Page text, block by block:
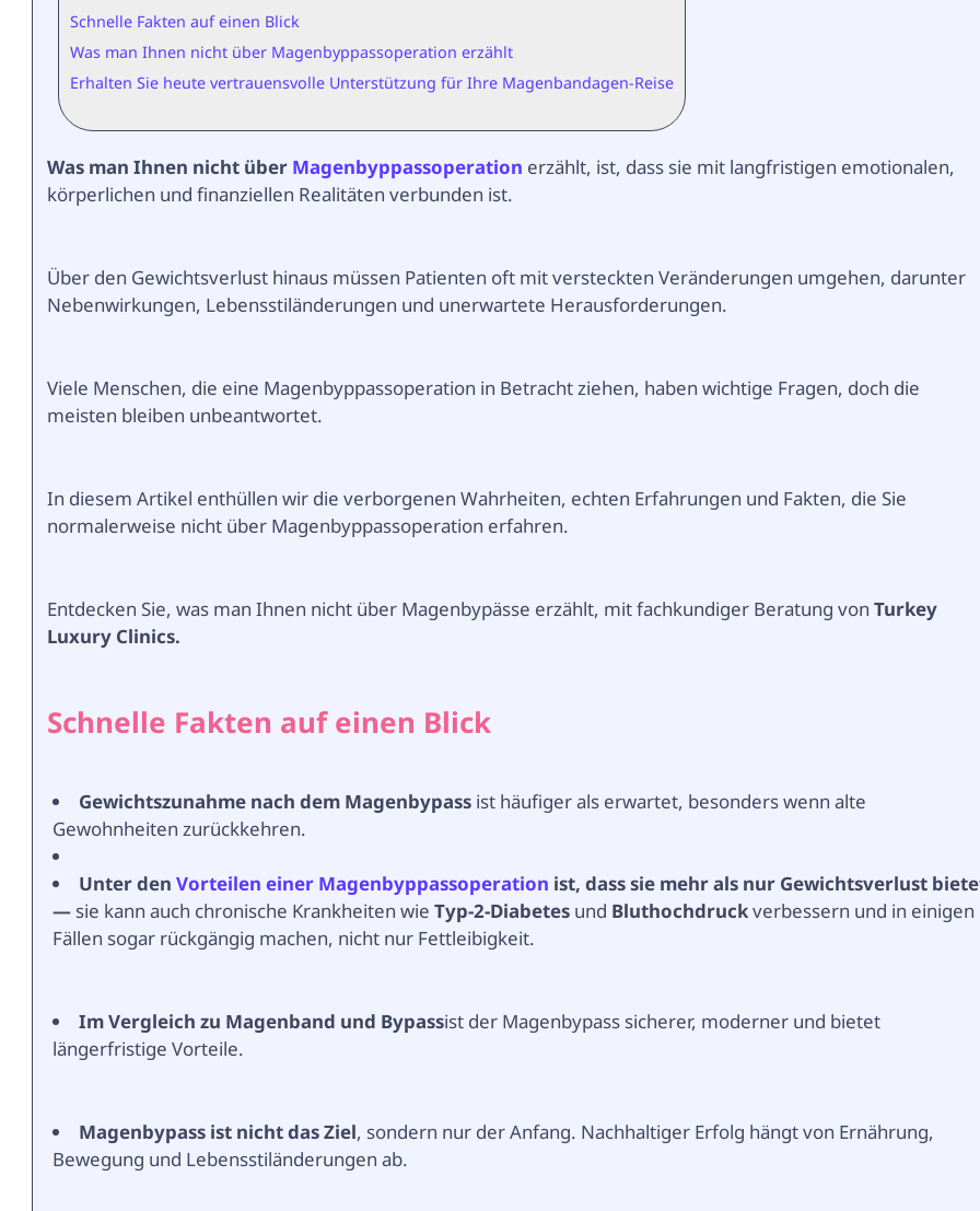
Schnelle Fakten auf einen Blick
Was man Ihnen nicht über Magenbyppassoperation erzählt
Erhalten Sie heute vertrauensvolle Unterstützung für Ihre Magenbandagen-Reise
Was man Ihnen nicht über Magenbyppassoperation erzählt, ist, dass sie mit langfristigen emotionalen,
körperlichen und finanziellen Realitäten verbunden ist.
Über den Gewichtsverlust hinaus müssen Patienten oft mit versteckten Veränderungen umgehen, darunter
Nebenwirkungen, Lebensstiländerungen und unerwartete Herausforderungen.
Viele Menschen, die eine Magenbyppassoperation in Betracht ziehen, haben wichtige Fragen, doch die
meisten bleiben unbeantwortet.
In diesem Artikel enthüllen wir die verborgenen Wahrheiten, echten Erfahrungen und Fakten, die Sie
normalerweise nicht über Magenbyppassoperation erfahren.
Entdecken Sie, was man Ihnen nicht über Magenbypässe erzählt, mit fachkundiger Beratung vonTurkey
Luxury Clinics.
Schnelle Fakten auf einen Blick
Gewichtszunahme nach dem Magenbypass ist häufiger als erwartet, besonders wenn alte
Gewohnheiten zurückkehren.
Unter denVorteilen einer Magenbyppassoperation ist, dass sie mehr als nur Gewichtsverlust
— sie kann auch chronische Krankheiten wieTyp-2-Diabetes und Bluthochdruckverbessern und in einigen
Fällen sogar rückgängig machen, nicht nur Fettleibigkeit.
Im Vergleich zu Magenband und Bypassist der Magenbypass sicherer, moderner und bietet
längerfristige Vorteile.
Magenbypass ist nicht das Ziel, sondern nur der Anfang. Nachhaltiger Erfolg hängt von Ernährung,
Bewegung und Lebensstiländerungen ab.